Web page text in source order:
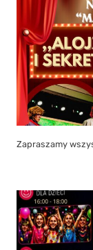
Zapraszamy